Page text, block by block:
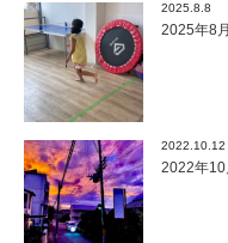
2025.8.8
2025年8
2022.10.12
2022年